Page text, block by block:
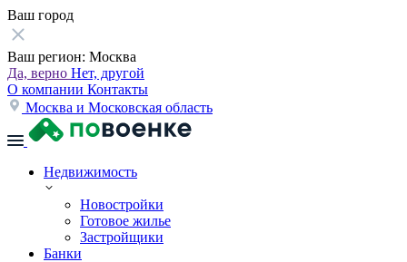
Ваш город
Ваш регион: Москва
Да, верно Нет, другой
О компании Контакты
Москва и Московская область
Недвижимость
Новостройки
Готовое жилье
Застройщики
Банки